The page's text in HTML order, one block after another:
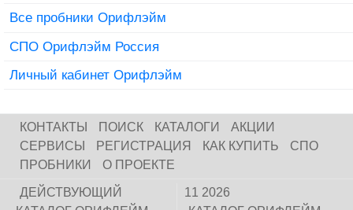
Все пробники Орифлэйм
СПО Орифлэйм Россия
Личный кабинет Орифлэйм
КОНТАКТЫ ПОИСК КАТАЛОГИ
АКЦИИ
СЕРВИСЫ
РЕГИСТРАЦИЯ КАК КУПИТЬ
СПО
ПРОБНИКИ
О ПРОЕКТЕ
ДЕЙСТВУЮЩИЙ
11 2026